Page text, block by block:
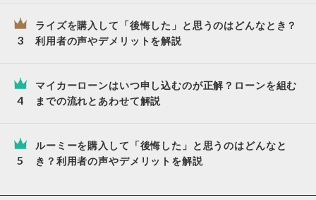
ライズを購入して「後悔した」と思うのはどんなとき？
利用者の声やデメリットを解説
マイカーローンはいつ申し込むのが正解？ローンを組む
までの流れとあわせて解説
ルーミーを購入して「後悔した」と思うのはどんなと
き？利用者の声やデメリットを解説